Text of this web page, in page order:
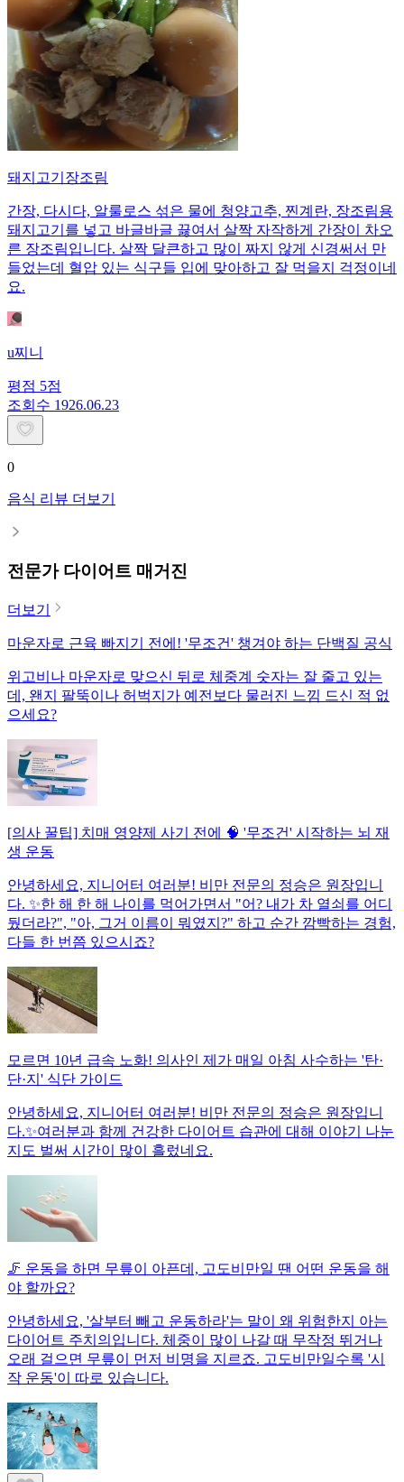
돼지고기장조림
간장, 다시다, 알룰로스 섞은 물에 청양고추, 찐계란, 장조림용
돼지고기를 넣고 바글바글 끓여서 살짝 자작하게 간장이 차오
른 장조림입니다. 살짝 달큰하고 많이 짜지 않게 신경써서 만
들었는데 혈압 있는 식구들 입에 맞아하고 잘 먹을지 걱정이네
요.
u찌니
평점 5점
조회수 1926.06.23
0
음식 리뷰 더보기
전문가 다이어트 매거진
더보기
마운자로 근육 빠지기 전에! '무조건' 챙겨야 하는 단백질 공식
위고비나 마운자로 맞으신 뒤로 체중계 숫자는 잘 줄고 있는
데, 왠지 팔뚝이나 허벅지가 예전보다 물러진 느낌 드신 적 없
으세요?
[의사 꿀팁] 치매 영양제 사기 전에 🧠 '무조건' 시작하는 뇌 재
생 운동
안녕하세요, 지니어터 여러분! 비만 전문의 정승은 원장입니
다. ✨한 해 한 해 나이를 먹어가면서 "어? 내가 차 열쇠를 어디
뒀더라?", "아, 그거 이름이 뭐였지?" 하고 순간 깜빡하는 경험,
다들 한 번쯤 있으시죠?
모르면 10년 급속 노화! 의사인 제가 매일 아침 사수하는 '탄·
단·지' 식단 가이드
안녕하세요, 지니어터 여러분! 비만 전문의 정승은 원장입니
다.✨여러분과 함께 건강한 다이어트 습관에 대해 이야기 나눈
지도 벌써 시간이 많이 흘렀네요.
🦵 운동을 하면 무릎이 아픈데, 고도비만일 땐 어떤 운동을 해
야 할까요?
안녕하세요, '살부터 빼고 운동하라'는 말이 왜 위험한지 아는
다이어트 주치의입니다. 체중이 많이 나갈 때 무작정 뛰거나
오래 걸으면 무릎이 먼저 비명을 지르죠. 고도비만일수록 '시
작 운동'이 따로 있습니다.